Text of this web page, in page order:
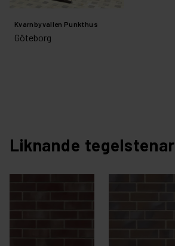
Kvarnbyvallen Punkthus
Göteborg
Liknande tegelstenar